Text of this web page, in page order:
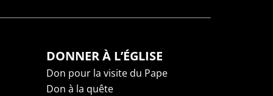
DONNER À L’ÉGLISE
Don pour la visite du Pape
Don à la quête